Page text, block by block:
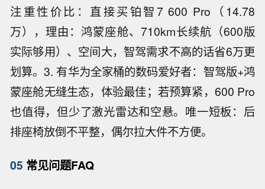
注重性价比：直接买铂智7 600 Pro（14.78
万），理由：鸿蒙座舱、710km长续航（600版
实际够用）、空间大，智驾需求不高的话省6万更
划算。3. 有华为全家桶的数码爱好者：智驾版+鸿
蒙座舱无缝生态，体验最佳；若预算紧，600 Pro
也值得，但少了激光雷达和空悬。唯一短板：后
排座椅放倒不平整，偶尔拉大件不方便。
05 常见问题FAQ